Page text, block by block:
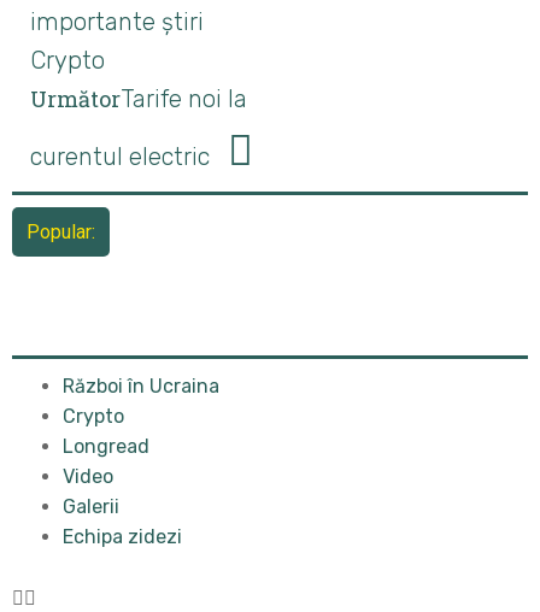
importante știri
Crypto
UrmătorTarife noi la
curentul electric
Popular:
Război în Ucraina
Crypto
Longread
Video
Galerii
Echipa zidezi